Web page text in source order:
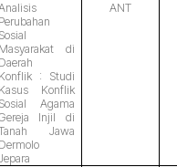
Perubahan
Sosial
Masyarakat di
Daerah
Konflik : Studi
Kasus Konflik
Sosial Agama
Injil di
Jawa
Dermolo
ANT